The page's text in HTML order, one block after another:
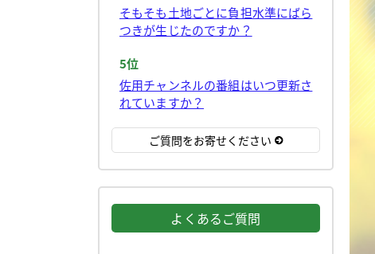
そもそも土地ごとに負担水準にばら
つきが生じたのですか？
5位
佐用チャンネルの番組はいつ更新さ
れていますか？
ご質問をお寄せください
よくあるご質問